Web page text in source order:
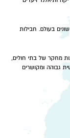
בעולם. חבילות
מחקר של בתי חולים,
גבוהה ומקושרים